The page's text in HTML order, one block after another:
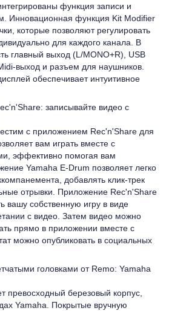
функция записи и
Инновационная функция Kit Modifier
которые позволяют регулировать
для каждого канала. В
главный выход (L/MONO+R), USB
выход и разъем для наушников.
обеспечивает интуитивное
записывайте видео с
с приложением Rec'n'Share для
вам играть вместе с
эффективно помогая вам
Yamaha E-Drum позволяет легко
добавлять клик-трек
отрывки. Приложение Rec'n'Share
вашу собственную игру в виде
с видео. Затем видео можно
прямо в приложении вместе с
можно опубликовать в социальных
головками от Remo: Yamaha
превосходный березовый корпус,
Yamaha. Покрытые вручную